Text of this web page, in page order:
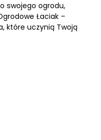
swojego ogrodu,
Łaciak –
które uczynią Twoją